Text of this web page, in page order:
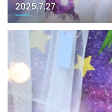
2025.7.27